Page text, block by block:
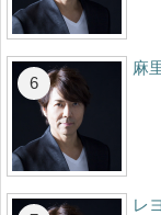
麻
レ